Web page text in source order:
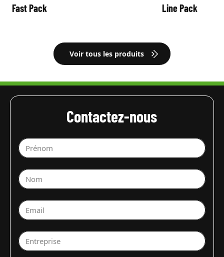
Fast Pack Line Pack
Voir tous les produits
Contactez-nous
Prénom
Nom
Email
Entreprise